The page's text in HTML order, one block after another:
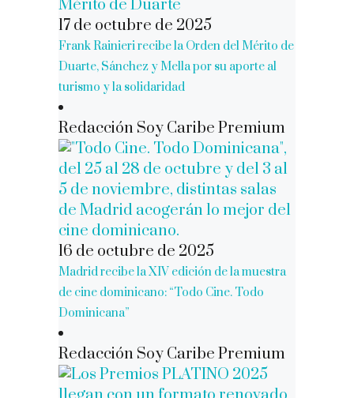
17 de octubre de 2025
Frank Rainieri recibe la Orden del Mérito de
Duarte, Sánchez y Mella por su aporte al
turismo y la solidaridad
Redacción Soy Caribe Premium
16 de octubre de 2025
Madrid recibe la XIV edición de la muestra
de cine dominicano: “Todo Cine. Todo
Dominicana”
Redacción Soy Caribe Premium